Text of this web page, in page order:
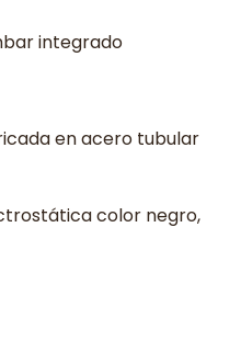
integrado
en acero tubular
color negro,